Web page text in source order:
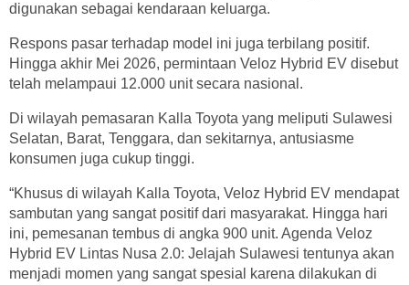
digunakan sebagai kendaraan keluarga.
Respons pasar terhadap model ini juga terbilang positif.
Hingga akhir Mei 2026, permintaan Veloz Hybrid EV disebut
telah melampaui 12.000 unit secara nasional.
Di wilayah pemasaran Kalla Toyota yang meliputi Sulawesi
Selatan, Barat, Tenggara, dan sekitarnya, antusiasme
konsumen juga cukup tinggi.
“Khusus di wilayah Kalla Toyota, Veloz Hybrid EV mendapat
sambutan yang sangat positif dari masyarakat. Hingga hari
ini, pemesanan tembus di angka 900 unit. Agenda Veloz
Hybrid EV Lintas Nusa 2.0: Jelajah Sulawesi tentunya akan
menjadi momen yang sangat spesial karena dilakukan di